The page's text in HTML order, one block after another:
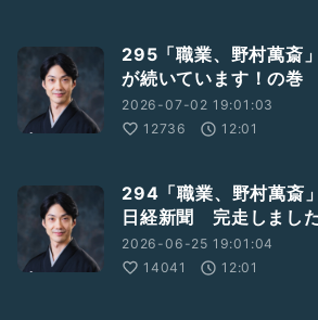
295「職業、野村萬斎
が続いています！の巻
2026-07-02 19:01:03
12736
12:01
294「職業、野村萬斎
日経新聞 完走しまし
2026-06-25 19:01:04
14041
12:01